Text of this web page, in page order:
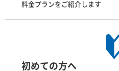
料金プランをご紹介します
初めての方へ